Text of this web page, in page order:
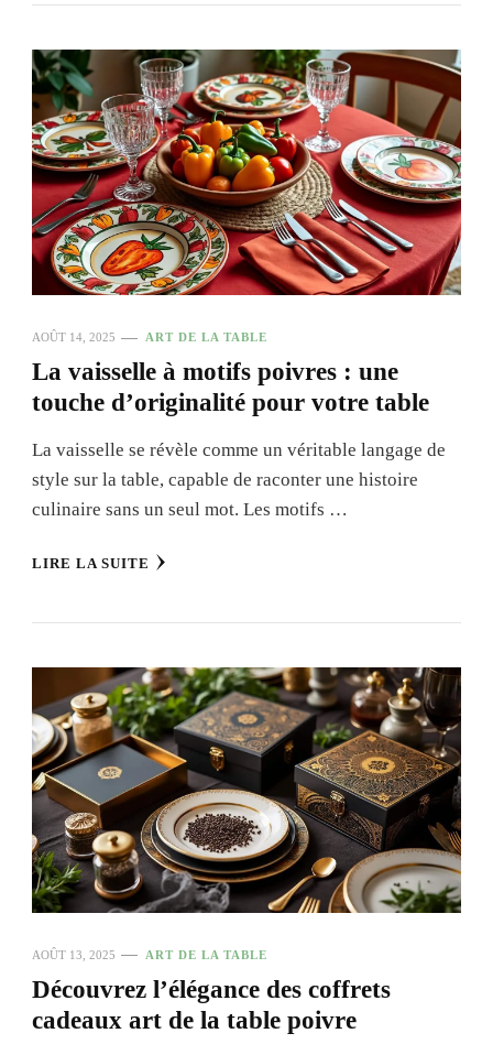
AOÛT 14, 2025 ART DE LA TABLE
La vaisselle à motifs poivres : une
touche d’originalité pour votre table
La vaisselle se révèle comme un véritable langage de
style sur la table, capable de raconter une histoire
culinaire sans un seul mot. Les motifs …
LIRE LA SUITE
AOÛT 13, 2025 ART DE LA TABLE
Découvrez l’élégance des coffrets
cadeaux art de la table poivre